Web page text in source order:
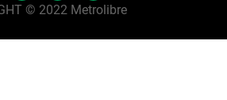
© 2022 Metrolibre